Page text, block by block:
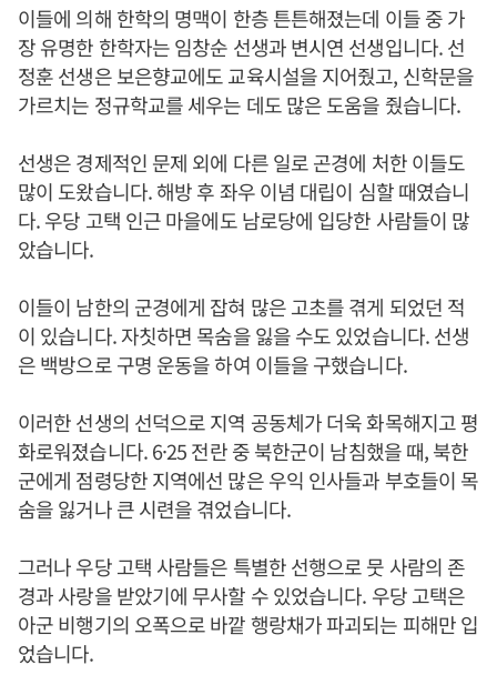
이들에 의해 한학의 명맥이 한층 튼튼해졌는데 이들 중 가
장 유명한 한학자는 임창순 선생과 변시연 선생입니다. 선
정훈 선생은 보은향교에도 교육시설을 지어줬고, 신학문을
가르치는 정규학교를 세우는 데도 많은 도움을 줬습니다.
선생은 경제적인 문제 외에 다른 일로 곤경에 처한 이들도
많이 도왔습니다. 해방 후 좌우 이념 대립이 심할 때였습니
다. 우당 고택 인근 마을에도 남로당에 입당한 사람들이 많
았습니다.
이들이 남한의 군경에게 잡혀 많은 고초를 겪게 되었던 적
이 있습니다. 자칫하면 목숨을 잃을 수도 있었습니다. 선생
은 백방으로 구명 운동을 하여 이들을 구했습니다.
이러한 선생의 선덕으로 지역 공동체가 더욱 화목해지고 평
화로워졌습니다. 6·25 전란 중 북한군이 남침했을 때, 북한
군에게 점령당한 지역에선 많은 우익 인사들과 부호들이 목
숨을 잃거나 큰 시련을 겪었습니다.
그러나 우당 고택 사람들은 특별한 선행으로 뭇 사람의 존
경과 사랑을 받았기에 무사할 수 있었습니다. 우당 고택은
아군 비행기의 오폭으로 바깥 행랑채가 파괴되는 피해만 입
었습니다.